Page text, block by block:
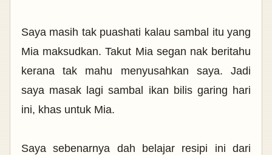
Saya masih tak puashati kalau sambal itu yang
Mia maksudkan. Takut Mia segan nak beritahu
kerana tak mahu menyusahkan saya. Jadi
saya masak lagi sambal ikan bilis garing hari
ini, khas untuk Mia.
Saya sebenarnya dah belajar resipi ini dari